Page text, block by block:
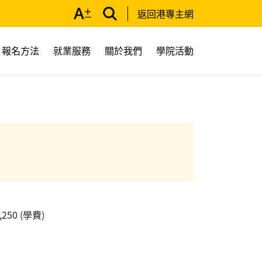
返回港專主網
報名方法 就業服務 關於我們 學院活動
(學費)